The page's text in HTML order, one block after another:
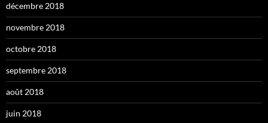
décembre 2018
novembre 2018
octobre 2018
septembre 2018
août 2018
juin 2018